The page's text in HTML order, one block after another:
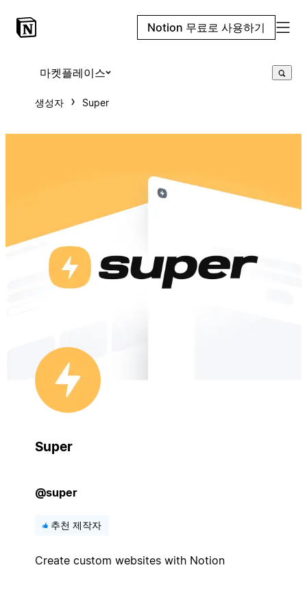
Notion 무료로 사용하기
마켓플레이스
생성자 Super
Super
@super
추천 제작자
Create custom websites with Notion